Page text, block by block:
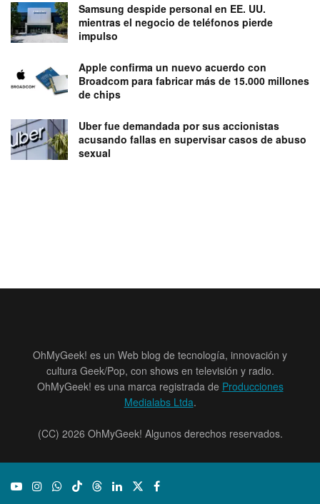
Samsung despide personal en EE. UU.
mientras el negocio de teléfonos pierde
impulso
Apple confirma un nuevo acuerdo con
Broadcom para fabricar más de 15.000 millones
de chips
Uber fue demandada por sus accionistas
acusando fallas en supervisar casos de abuso
sexual
OhMyGeek! es un Web blog de tecnología, innovación y
cultura Geek/Pop, con shows en televisión y radio.
OhMyGeek! es una marca registrada de Producciones
Medialabs Ltda.
(CC) 2026 OhMyGeek! Algunos derechos reservados.